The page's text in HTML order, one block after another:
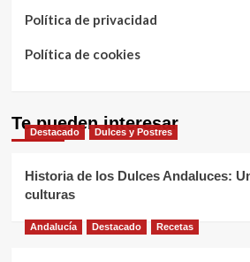
Política de privacidad
Política de cookies
Te pueden interesar
Destacado Dulces y Postres
Historia de los Dulces Andaluces:
culturas
Andalucía Destacado Recetas